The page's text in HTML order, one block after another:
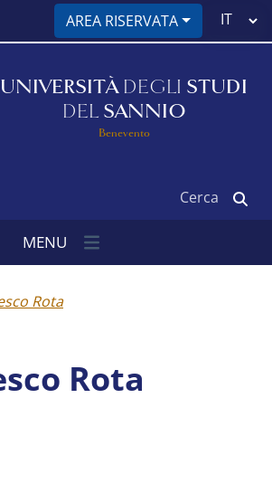
AREA RISERVATA
Select
UNIVERSITÀ DEGLI STUDI
DEL SANNIO
Benevento
MENU
Rota
Rota